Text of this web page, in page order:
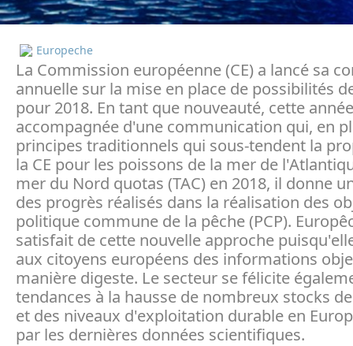
Europeche
La Commission européenne (CE) a lancé sa
annuelle sur la mise en place de possibilités
pour 2018. En tant que nouveauté, cette
accompagnée d'une communication qui, en
principes traditionnels qui sous-tendent la
la CE pour les poissons de la mer de
mer du Nord quotas (TAC) en 2018, il donne
des progrès réalisés dans la réalisation des
politique commune de la pêche (PCP).
satisfait de cette nouvelle approche
aux citoyens européens des informations
manière digeste. Le secteur se félicite
tendances à la hausse de nombreux stocks
et des niveaux d'exploitation durable en
par les dernières données scientifiques.